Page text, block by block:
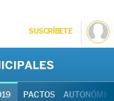
SUSCRÍBETE
PACTOS